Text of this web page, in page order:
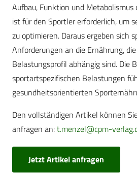
Aufbau, Funktion und
ist für den Sportler erforderlich, um
zu optimieren. Daraus ergeben sich
Anforderungen an die Ernährung,
Belastungsprofil abhängig sind. Die
sportartspezifischen Belastungen
gesundheitsorientierten
Den vollständigen Artikel können
anfragen an:t.menzel@cpm-
Jetzt Artikel anfragen